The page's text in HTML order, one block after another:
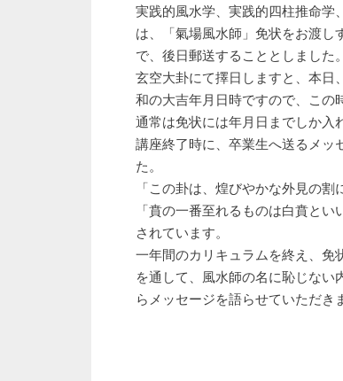
実践的風水学、実践的四柱推命学
は、「氣場風水師」免状をお渡
で、後日郵送することとしました。
玄空大卦にて擇日しますと、本日
和の大吉年月日時ですので、この
通常は免状には年月日までしか入
講座終了時に、卒業生へ送るメッ
た。
「この卦は、煌びやかな外見の
「賁の一番至れるものは白賁と
されています。
一年間のカリキュラムを終え、免
を通して、風水師の名に恥じな
らメッセージを語らせていただき